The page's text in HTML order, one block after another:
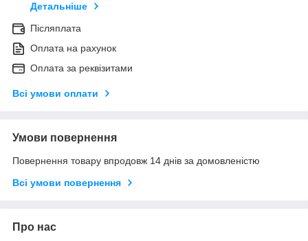
Детальніше
Післяплата
Оплата на рахунок
Оплата за реквізитами
Всі умови оплати
Умови повернення
Повернення товару впродовж 14 днів за домовленістю
Всі умови повернення
Про нас